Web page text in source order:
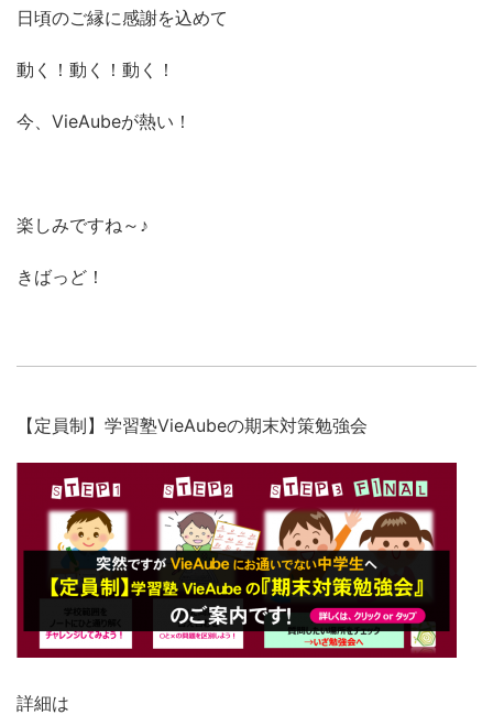
日頃のご縁に感謝を込めて
動く！動く！動く！
今、VieAubeが熱い！
楽しみですね～♪
きばっど！
【定員制】学習塾VieAubeの期末対策勉強会
詳細は